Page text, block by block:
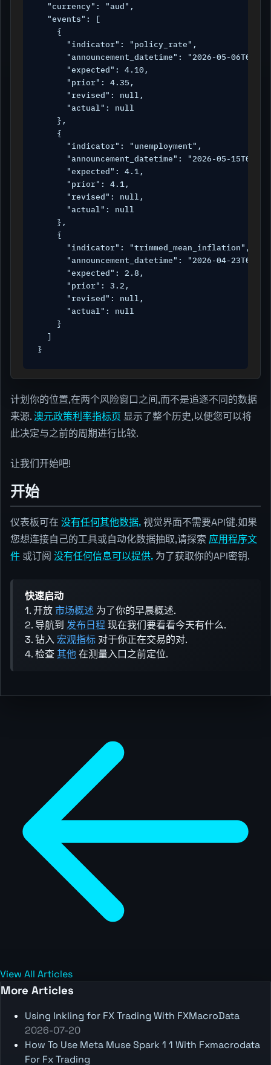
  "currency": "aud",
  "events": [
    {
      "indicator": "policy_rate",
"announcement_datetime": "2026-05-
      "expected": 4.10,
      "prior": 4.35,
      "revised": null,
      "actual": null
    },
    {
      "indicator": "unemployment",
"announcement_datetime": "2026-05-
      "expected": 4.1,
      "prior": 4.1,
      "revised": null,
      "actual": null
    },
    {
      "indicator": "trimmed_mean_inflation",
"announcement_datetime": "2026-04-
      "expected": 2.8,
      "prior": 3.2,
      "revised": null,
      "actual": null
    }
  ]
}
计划你的位置,在两个风险窗口之间,而不是追逐不同的数据
来源.澳元政策利率指标页 显示了整个历史,以便您可以将
此决定与之前的周期进行比较.
让我们开始吧!
开始
仪表板可在 没有任何其他数据. 视觉界面不需要API键.如果
您想连接自己的工具或自动化数据抽取,请探索 应用程序文
件 或订阅 没有任何信息可以提供. 为了获取你的API密钥.
快速启动
1. 开放市场概述 为了你的早晨概述.
2. 导航到 发布日程 现在我们要看看今天有什么.
3. 钻入宏观指标 对于你正在交易的对.
4. 检查其他在测量入口之前定位.
View All Articles
More Articles
Using Inkling for FX Trading With FXMacroData
2026-07-20
How To Use Meta Muse Spark 1 1 With Fxmacrodata
For Fx Trading